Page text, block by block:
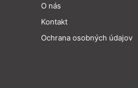
O nás
Kontakt
Ochrana osobných údajov